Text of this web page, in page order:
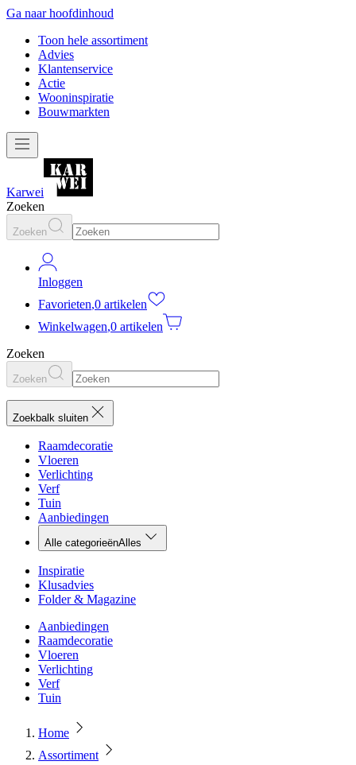
Ga naar hoofdinhoud
Toon hele assortiment
Advies
Klantenservice
Actie
Wooninspiratie
Bouwmarkten
Karwei
Zoeken
Zoeken
Inloggen
Favorieten,0 artikelen
Winkelwagen,0 artikelen
Zoeken
Zoeken
Zoekbalk sluiten
Raamdecoratie
Vloeren
Verlichting
Verf
Tuin
Aanbiedingen
Alle categorieënAlles
Inspiratie
Klusadvies
Folder & Magazine
Aanbiedingen
Raamdecoratie
Vloeren
Verlichting
Verf
Tuin
Home
Assortiment